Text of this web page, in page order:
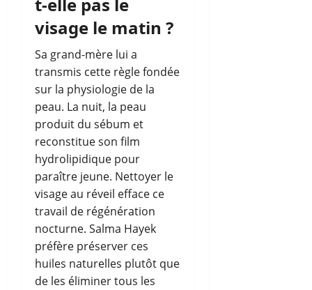
visage le matin ?
Sa grand-mère lui a
transmis cette règle fondée
sur la physiologie de la
peau. La nuit, la peau
produit du sébum et
reconstitue son film
hydrolipidique pour
paraître jeune. Nettoyer le
visage au réveil efface ce
travail de régénération
nocturne. Salma Hayek
préfère préserver ces
huiles naturelles plutôt que
de les éliminer tous les